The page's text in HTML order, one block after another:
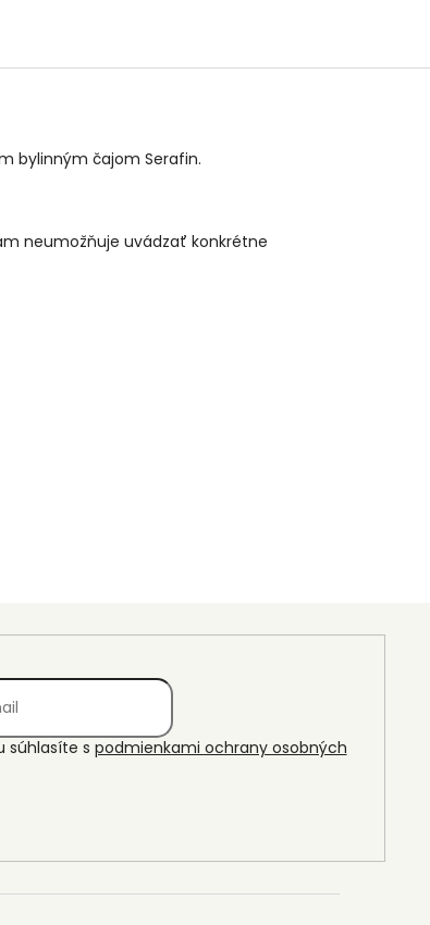
bylinným čajom Serafin.
neumožňuje uvádzať konkrétne
súhlasíte s podmienkami ochrany osobných